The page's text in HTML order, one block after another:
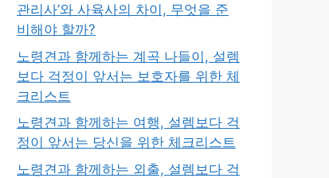
관리사’와 사육사의 차이, 무엇을 준
비해야 할까?
노령견과 함께하는 계곡 나들이, 설렘
보다 걱정이 앞서는 보호자를 위한 체
크리스트
노령견과 함께하는 여행, 설렘보다 걱
정이 앞서는 당신을 위한 체크리스트
노령견과 함께하는 외출, 설렘보다 걱